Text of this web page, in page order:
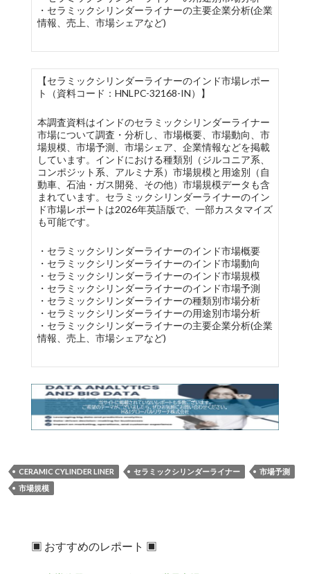
・セラミックシリンダーライナーの主要企業分析(企業
情報、売上、市場シェアなど)
【セラミックシリンダーライナーのインド市場レポー
ト（資料コード：HNLPC-32168-IN）】
本調査資料はインドのセラミックシリンダーライナー
市場について調査・分析し、市場概要、市場動向、市
場規模、市場予測、市場シェア、企業情報などを掲載
しています。インドにおける種類別（ジルコニア系、
コンポジット系、アルミナ系）市場規模と用途別（自
動車、石油・ガス開発、その他）市場規模データも含
まれています。セラミックシリンダーライナーのイン
ド市場レポートは2026年英語版で、一部カスタマイズ
も可能です。
・セラミックシリンダーライナーのインド市場概要
・セラミックシリンダーライナーのインド市場動向
・セラミックシリンダーライナーのインド市場規模
・セラミックシリンダーライナーのインド市場予測
・セラミックシリンダーライナーの種類別市場分析
・セラミックシリンダーライナーの用途別市場分析
・セラミックシリンダーライナーの主要企業分析(企業
情報、売上、市場シェアなど)
CERAMIC CYLINDER LINER セラミックシリンダーライナー
市場予測
市場規模
▣ おすすめのレポート ▣